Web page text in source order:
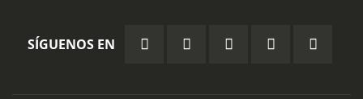
SÍGUENOS EN